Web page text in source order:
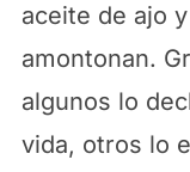
aceite de ajo
amontonan.
algunos lo
vida, otros lo